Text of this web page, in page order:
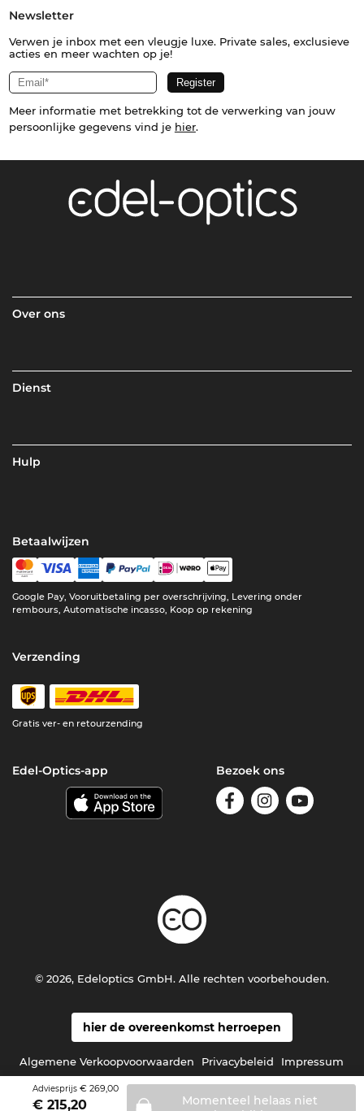
Adviesprijs € 269,00
€ 215,20
Momenteel helaas niet
Newsletter
Verwen je inbox met een vleugje luxe. Private sales, exclusieve
acties en meer wachten op je!
Meer informatie met betrekking tot de verwerking van jouw
persoonlijke gegevens vind je hier.
Over ons
Dienst
Hulp
Betaalwijzen
Google Pay, Vooruitbetaling per overschrijving, Levering onder
rembours, Automatische incasso, Koop op rekening
Verzending
Gratis ver- en retourzending
Edel-Optics-app Bezoek ons
hier de overeenkomst herroepen
Algemene Verkoopvoorwaarden Privacybeleid Impressum
© 2026, Edeloptics GmbH. Alle rechten voorbehouden.